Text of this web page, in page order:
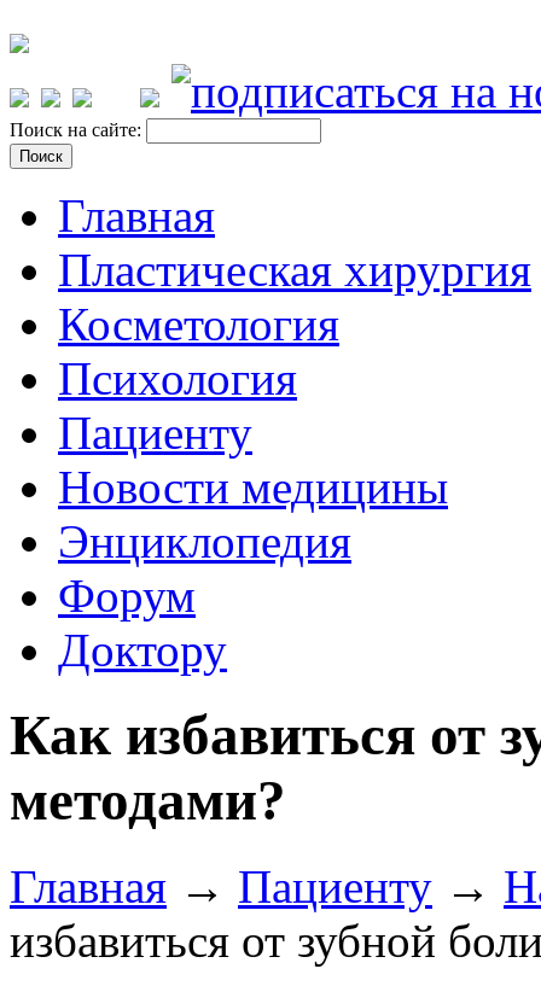
Поиск на сайте:
Главная
Пластическая хирургия
Косметология
Психология
Пациенту
Новости медицины
Энциклопедия
Форум
Доктору
Как избавиться от
методами?
Главная → Пациенту →
избавиться от зубной